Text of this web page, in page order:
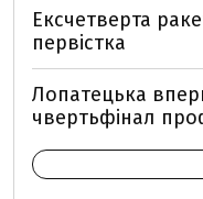
Ексчетверта
первістка
Лопатецька
чвертьфінал